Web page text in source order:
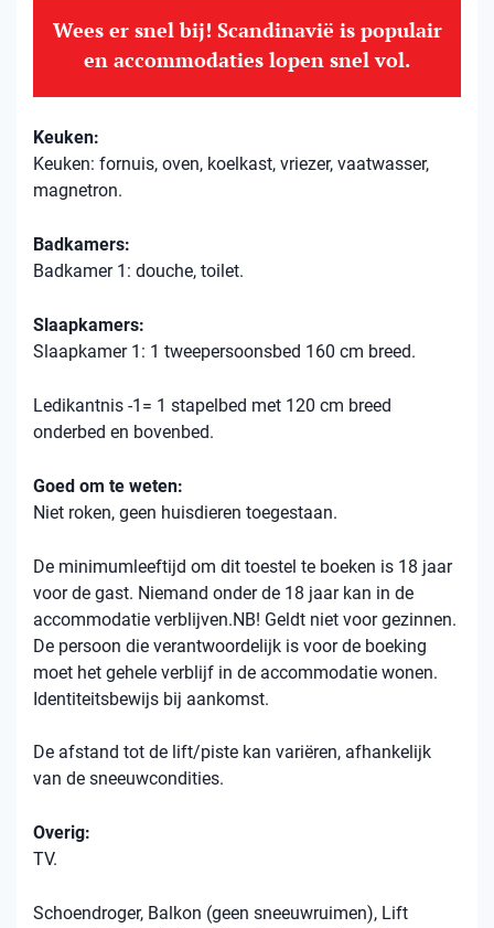
Wees er snel bij! Scandinavië is populair
en accommodaties lopen snel vol.
Keuken:
Keuken: fornuis, oven, koelkast, vriezer, vaatwasser,
magnetron.
Badkamers:
Badkamer 1: douche, toilet.
Slaapkamers:
Slaapkamer 1: 1 tweepersoonsbed 160 cm breed.
Ledikantnis -1= 1 stapelbed met 120 cm breed
onderbed en bovenbed.
Goed om te weten:
Niet roken, geen huisdieren toegestaan.
De minimumleeftijd om dit toestel te boeken is 18 jaar
voor de gast. Niemand onder de 18 jaar kan in de
accommodatie verblijven.NB! Geldt niet voor gezinnen.
De persoon die verantwoordelijk is voor de boeking
moet het gehele verblijf in de accommodatie wonen.
Identiteitsbewijs bij aankomst.
De afstand tot de lift/piste kan variëren, afhankelijk
van de sneeuwcondities.
Overig:
TV.
Schoendroger, Balkon (geen sneeuwruimen), Lift